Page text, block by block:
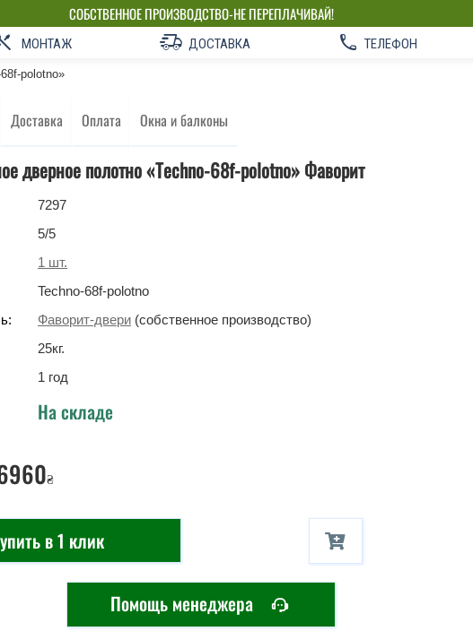
СОБСТВЕННОЕ ПРОИЗВОДСТВО-НЕ ПЕРЕПЛАЧИВАЙ!
МОНТАЖ ДОСТАВКА ТЕЛЕФОН
polotno»
Доставка Оплата Окна и балконы
дверное полотно «Techno-68f-polotno» Фаворит
7297
5/5
1 шт.
Techno-68f-polotno
Фаворит-двери (собственное производство)
25кг.
1 год
На складе
₴
в 1 клик
Помощь менеджера